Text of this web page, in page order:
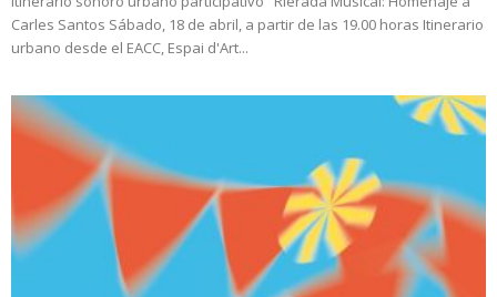
Carles Santos Sábado, 18 de abril, a partir de las 19.00 horas Itinerario
urbano desde el EACC, Espai d'Art...